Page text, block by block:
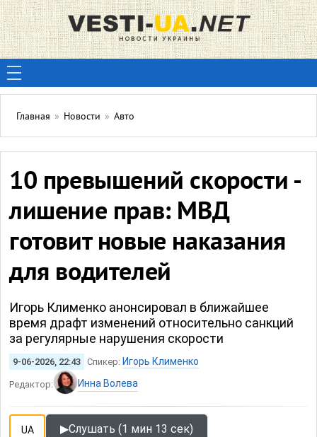
Главная » Новости » Авто
10 превышений скорости -
лишение прав: МВД
готовит новые наказания
для водителей
Игорь Клименко анонсировал в ближайшее
время драфт изменений относительно санкций
за регулярные нарушения скорости
9-06-2026, 22:43 Спикер: Игорь Клименко
Редактор: Инна Волева
UA ▶Слушать (1 мин 13 сек)